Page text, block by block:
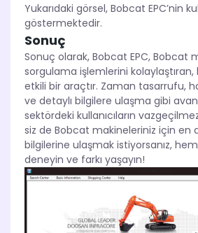
Yukarıdaki görsel, Bobcat EPC’nin
göstermektedir.
Sonuç
Sonuç olarak, Bobcat EPC, Bobcat
sorgulama işlemlerini kolaylaştıran,
etkili bir araçtır. Zaman tasarrufu,
ve detaylı bilgilere ulaşma gibi
sektördeki kullanıcıların
siz de Bobcat makineleriniz için en
bilgilerine ulaşmak istiyorsanız,
deneyin ve farkı yaşayın!